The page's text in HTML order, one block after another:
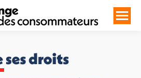
droits